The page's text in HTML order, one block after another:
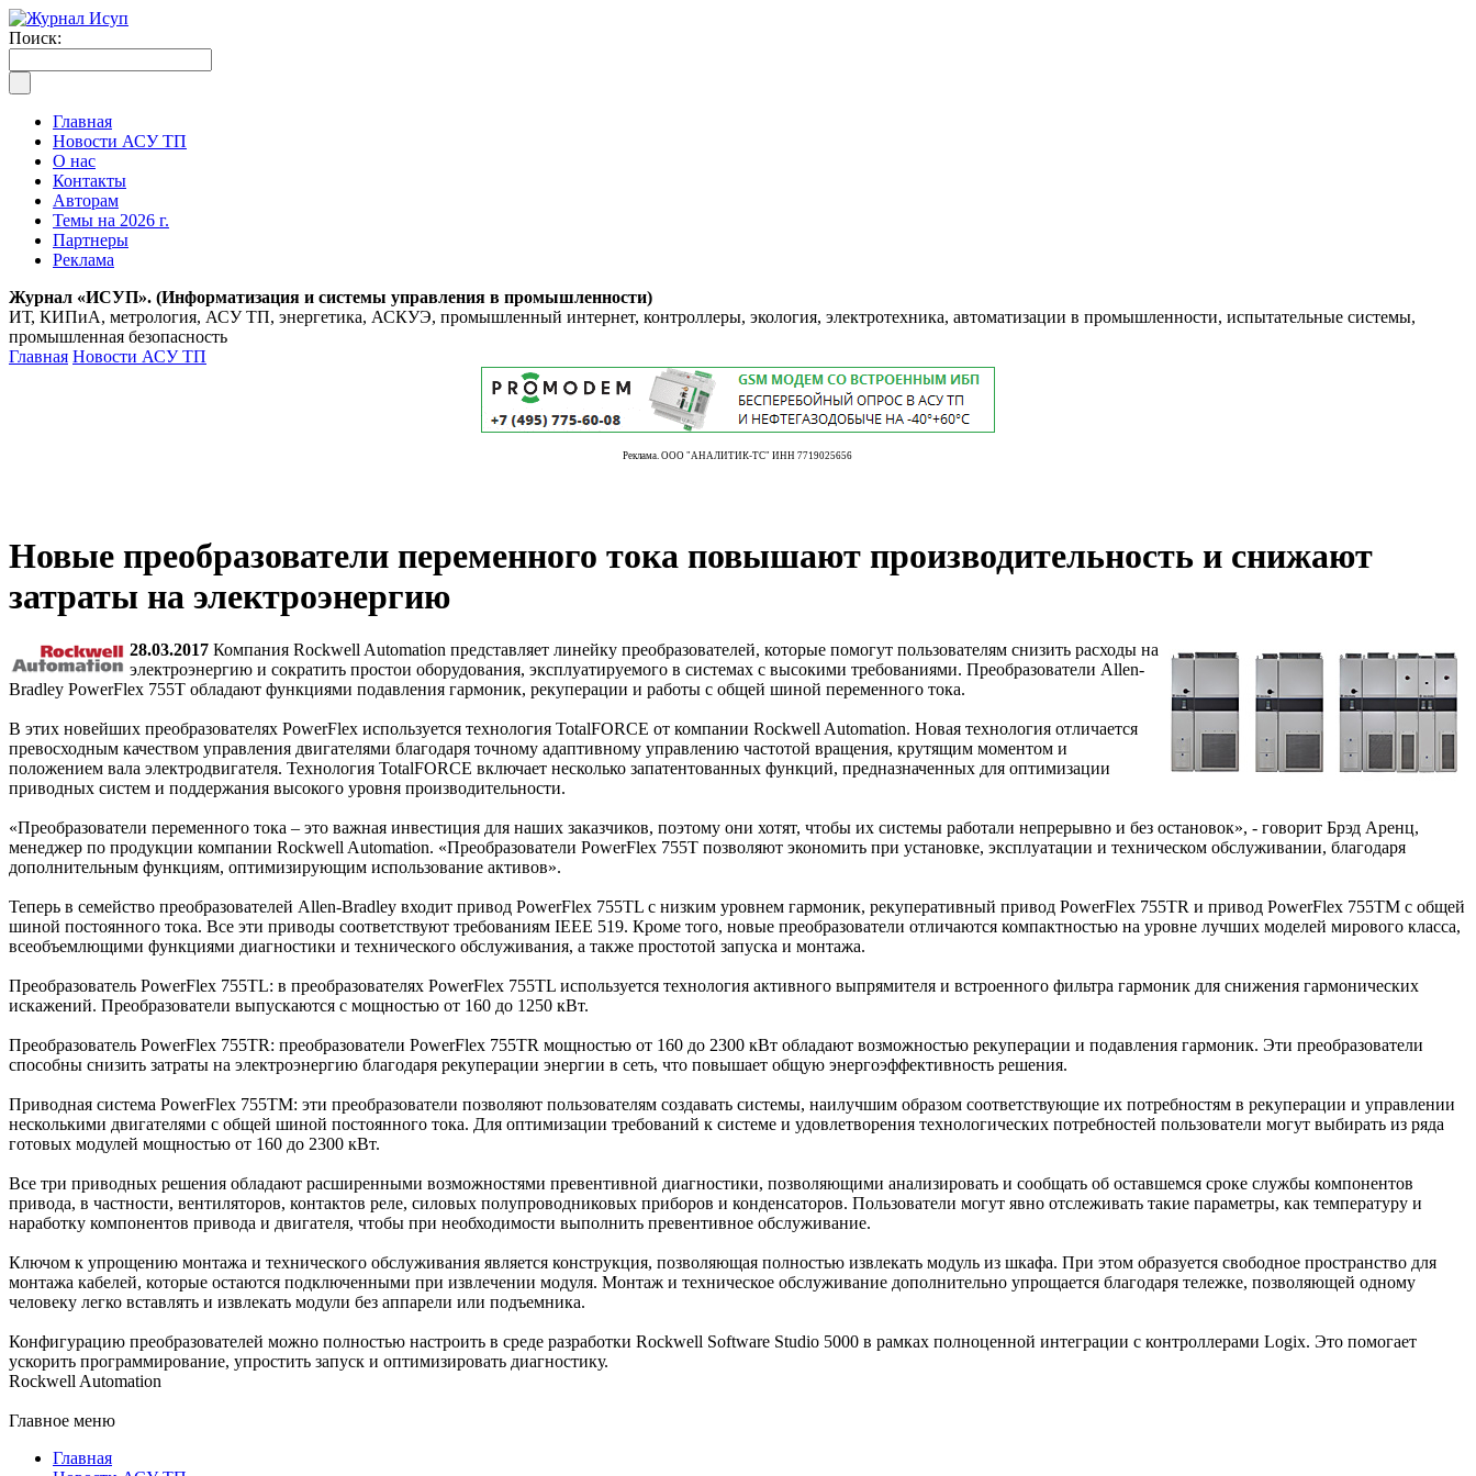
Поиск:
Главная
Новости АСУ ТП
О нас
Контакты
Авторам
Темы на 2026 г.
Партнеры
Реклама
Журнал «ИСУП». (Информатизация и системы управления в промышленности)
ИТ, КИПиА, метрология, АСУ ТП, энергетика, АСКУЭ, промышленный интернет, контроллеры, экология, электротехника, автоматизации в промышленности, испытательные системы,
промышленная безопасность
Главная Новости АСУ ТП
Реклама. ООО "АНАЛИТИК-ТС" ИНН 7719025656
Новые преобразователи переменного тока повышают производительность и снижают
затраты на электроэнергию
28.03.2017 Компания Rockwell Automation представляет линейку преобразователей, которые помогут пользователям снизить расходы на
электроэнергию и сократить простои оборудования, эксплуатируемого в системах с высокими требованиями. Преобразователи Allen-
Bradley PowerFlex 755T обладают функциями подавления гармоник, рекуперации и работы с общей шиной переменного тока.
В этих новейших преобразователях PowerFlex используется технология TotalFORCE от компании Rockwell Automation. Новая технология отличается
превосходным качеством управления двигателями благодаря точному адаптивному управлению частотой вращения, крутящим моментом и
положением вала электродвигателя. Технология TotalFORCE включает несколько запатентованных функций, предназначенных для оптимизации
приводных систем и поддержания высокого уровня производительности.
«Преобразователи переменного тока – это важная инвестиция для наших заказчиков, поэтому они хотят, чтобы их системы работали непрерывно и без остановок», - говорит Брэд Аренц,
менеджер по продукции компании Rockwell Automation. «Преобразователи PowerFlex 755T позволяют экономить при установке, эксплуатации и техническом обслуживании, благодаря
дополнительным функциям, оптимизирующим использование активов».
Теперь в семейство преобразователей Allen-Bradley входит привод PowerFlex 755TL с низким уровнем гармоник, рекуперативный привод PowerFlex 755TR и привод PowerFlex 755TM с общей
шиной постоянного тока. Все эти приводы соответствуют требованиям IEEE 519. Кроме того, новые преобразователи отличаются компактностью на уровне лучших моделей мирового класса,
всеобъемлющими функциями диагностики и технического обслуживания, а также простотой запуска и монтажа.
Преобразователь PowerFlex 755TL: в преобразователях PowerFlex 755TL используется технология активного выпрямителя и встроенного фильтра гармоник для снижения гармонических
искажений. Преобразователи выпускаются с мощностью от 160 до 1250 кВт.
Преобразователь PowerFlex 755TR: преобразователи PowerFlex 755TR мощностью от 160 до 2300 кВт обладают возможностью рекуперации и подавления гармоник. Эти преобразователи
способны снизить затраты на электроэнергию благодаря рекуперации энергии в сеть, что повышает общую энергоэффективность решения.
Приводная система PowerFlex 755TM: эти преобразователи позволяют пользователям создавать системы, наилучшим образом соответствующие их потребностям в рекуперации и управлении
несколькими двигателями с общей шиной постоянного тока. Для оптимизации требований к системе и удовлетворения технологических потребностей пользователи могут выбирать из ряда
готовых модулей мощностью от 160 до 2300 кВт.
Все три приводных решения обладают расширенными возможностями превентивной диагностики, позволяющими анализировать и сообщать об оставшемся сроке службы компонентов
привода, в частности, вентиляторов, контактов реле, силовых полупроводниковых приборов и конденсаторов. Пользователи могут явно отслеживать такие параметры, как температуру и
наработку компонентов привода и двигателя, чтобы при необходимости выполнить превентивное обслуживание.
Ключом к упрощению монтажа и технического обслуживания является конструкция, позволяющая полностью извлекать модуль из шкафа. При этом образуется свободное пространство для
монтажа кабелей, которые остаются подключенными при извлечении модуля. Монтаж и техническое обслуживание дополнительно упрощается благодаря тележке, позволяющей одному
человеку легко вставлять и извлекать модули без аппарели или подъемника.
Конфигурацию преобразователей можно полностью настроить в среде разработки Rockwell Software Studio 5000 в рамках полноценной интеграции с контроллерами Logix. Это помогает
ускорить программирование, упростить запуск и оптимизировать диагностику.
Rockwell Automation
Главное меню
Главная